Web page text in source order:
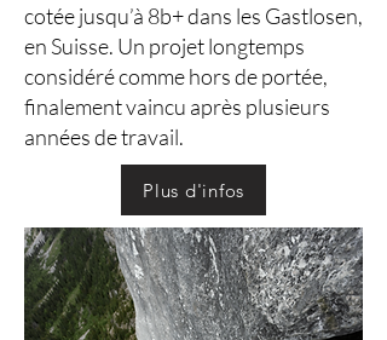
cotée jusqu’à 8b+ dans les Gastlosen,
en Suisse. Un projet longtemps
considéré comme hors de portée,
finalement vaincu après plusieurs
années de travail.
Plus d'infos